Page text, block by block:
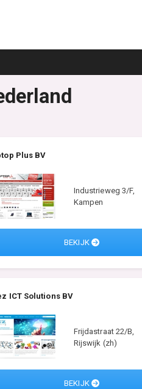
Plus BV
Industrieweg 3/F,
Kampen
BEKIJK
ICT Solutions BV
Frijdastraat 22/B,
Rijswijk (zh)
BEKIJK